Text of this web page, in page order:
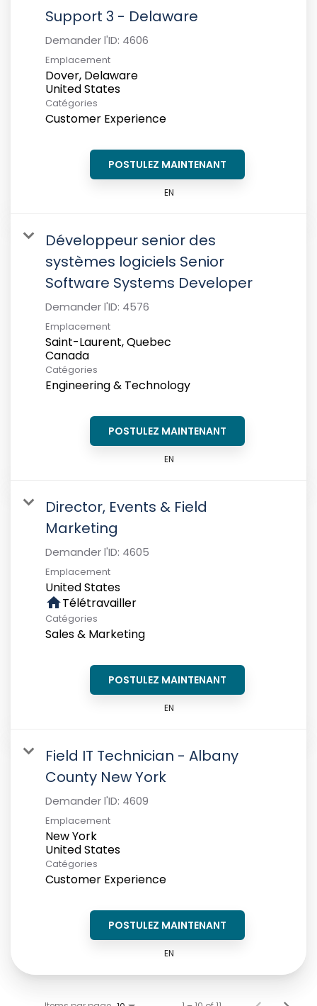
Support 3 - Delaware
Demander l'ID: 4606
Emplacement
Dover, Delaware
Catégories
Customer Experience
POSTULEZ MAINTENANT
EN
Développeur senior des
systèmes logiciels Senior
Software Systems Developer
Demander l'ID: 4576
Emplacement
Saint-Laurent, Quebec
Catégories
Engineering & Technology
POSTULEZ MAINTENANT
EN
Director, Events & Field
Marketing
Demander l'ID: 4605
Emplacement
homeTélétravailler
Catégories
Sales & Marketing
POSTULEZ MAINTENANT
EN
Field IT Technician - Albany
County New York
Demander l'ID: 4609
Emplacement
New York
Catégories
Customer Experience
POSTULEZ MAINTENANT
EN